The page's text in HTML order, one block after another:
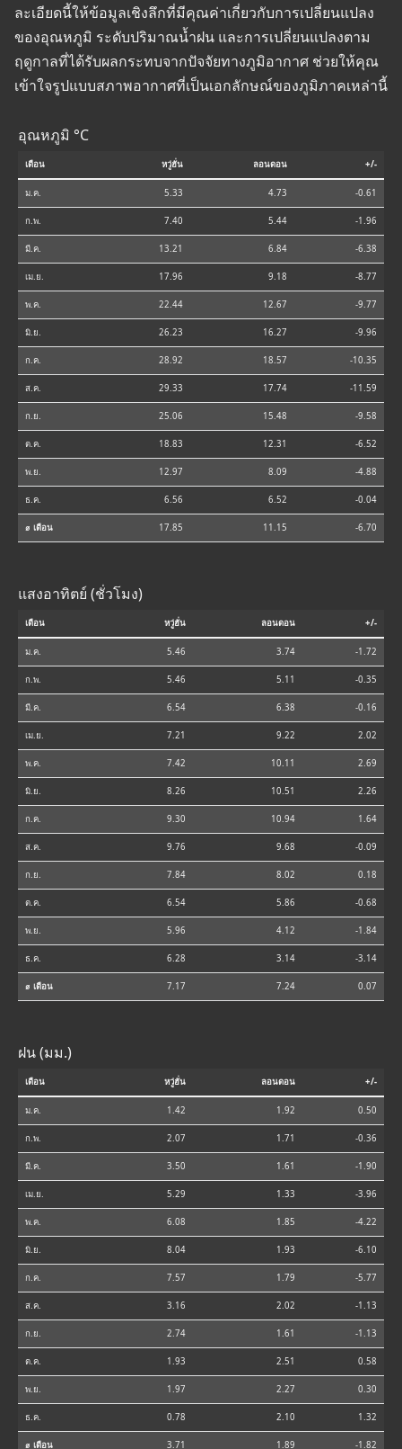
ละเอียดนี้ให้ข้อมูลเชิงลึกที่มีคุณค่าเกี่ยวกับการเปลี่ยนแปลง
ของอุณหภูมิ ระดับปริมาณน้ำฝน และการเปลี่ยนแปลงตาม
ฤดูกาลที่ได้รับผลกระทบจากปัจจัยทางภูมิอากาศ ช่วยให้คุณ
เข้าใจรูปแบบสภาพอากาศที่เป็นเอกลักษณ์ของภูมิภาคเหล่านี้
อุณหภูมิ °C
เดือน หวู่ฮั่น ลอนดอน +/-
ม.ค. 5.33 4.73 -0.61
ก.พ. 7.40 5.44 -1.96
มี.ค. 13.21 6.84 -6.38
เม.ย. 17.96 9.18 -8.77
พ.ค. 22.44 12.67 -9.77
มิ.ย. 26.23 16.27 -9.96
ก.ค. 28.92 18.57 -10.35
ส.ค. 29.33 17.74 -11.59
ก.ย. 25.06 15.48 -9.58
ต.ค. 18.83 12.31 -6.52
พ.ย. 12.97 8.09 -4.88
ธ.ค. 6.56 6.52 -0.04
⌀ เดือน 17.85 11.15 -6.70
แสงอาทิตย์ (ชั่วโมง)
เดือน หวู่ฮั่น ลอนดอน +/-
ม.ค. 5.46 3.74 -1.72
ก.พ. 5.46 5.11 -0.35
มี.ค. 6.54 6.38 -0.16
เม.ย. 7.21 9.22 2.02
พ.ค. 7.42 10.11 2.69
มิ.ย. 8.26 10.51 2.26
ก.ค. 9.30 10.94 1.64
ส.ค. 9.76 9.68 -0.09
ก.ย. 7.84 8.02 0.18
ต.ค. 6.54 5.86 -0.68
พ.ย. 5.96 4.12 -1.84
ธ.ค. 6.28 3.14 -3.14
⌀ เดือน 7.17 7.24 0.07
ฝน (มม.)
เดือน หวู่ฮั่น ลอนดอน +/-
ม.ค. 1.42 1.92 0.50
ก.พ. 2.07 1.71 -0.36
มี.ค. 3.50 1.61 -1.90
เม.ย. 5.29 1.33 -3.96
พ.ค. 6.08 1.85 -4.22
มิ.ย. 8.04 1.93 -6.10
ก.ค. 7.57 1.79 -5.77
ส.ค. 3.16 2.02 -1.13
ก.ย. 2.74 1.61 -1.13
ต.ค. 1.93 2.51 0.58
พ.ย. 1.97 2.27 0.30
ธ.ค. 0.78 2.10 1.32
⌀ เดือน 3.71 1.89 -1.82